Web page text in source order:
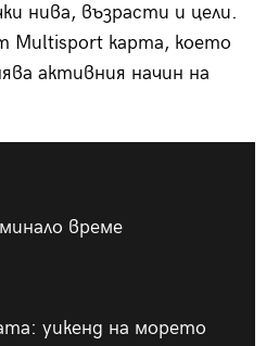
нива, възрасти и цели.
Multisport карта, което
активния начин на
време
уикенд на морето